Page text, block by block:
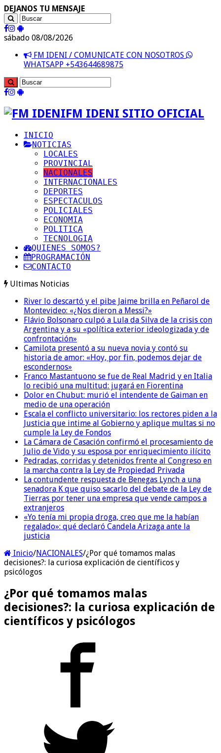
DEJANOS TU MENSAJE
sábado 08/08/2026
FM IDENI / COMUNICATE CON NOSOTROS
WHATSAPP +543644689875
FM IDENI SITIO OFICIAL
INICIO
NOTICIAS
LOCALES
PROVINCIAL
NACIONALES
INTERNACIONALES
DEPORTES
ESPECTACULOS
POLICIALES
ECONOMIA
POLITICA
TECNOLOGIA
QUIENES SOMOS?
PROGRAMACIÓN
CONTACTO
Ultimas Noticias
River lo descartó y el pibe Jaime brilla en Peñarol de
Montevideo: «¿Nos dieron a Messi?»
Flávio Bolsonaro culpó a Lula da Silva de la crisis con
Argentina y a su «política exterior ideologizada y de
confrontación»
Camilota presentó a su nueva novia y contó su
historia de amor: «Hoy, por fin, podemos dejar de
escondernos»
Franco Mastantuono se fue de Real Madrid y en Italia
lo recibió una multitud: jugará en Fiorentina
Dolor en Chubut: murió el intendente de Gaiman en
medio de una operación
Escala el conflicto universitario: los rectores piden a la
Justicia que intime al Gobierno y aplique multas si no
cumple la Ley de Fondos
La Cámara de Casación confirmó el procesamiento de
Julio de Vido y su esposa por enriquecimiento ilícito
Pedradas, corridas y detenidos frente al Congreso en
la marcha contra la Ley de Propiedad Privada
La contundente respuesta de Benegas Lynch a una
senadora K que quiso sacarlo del debate de la Ley de
Tierras por tener una empresa que vende campos a
extranjeros
«Yo tenía mi propia droga, creo que me la habían
regalado»: qué declaró Candela Arizaga ante la
justicia
Inicio/NACIONALES/¿Por qué tomamos malas
decisiones?: la curiosa explicación de científicos y
psicólogos
¿Por qué tomamos malas
decisiones?: la curiosa explicación de
científicos y psicólogos